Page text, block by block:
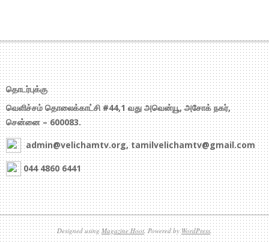
தொடர்புக்கு
வெளிச்சம் தொலைக்காட்சி #44,1 வது அவென்யூ, அசோக் நகர்,
சென்னை – 600083.
admin@velichamtv.org, tamilvelichamtv@gmail.com
044 4860 6441
Designed using Magazine Hoot. Powered byWordPress.